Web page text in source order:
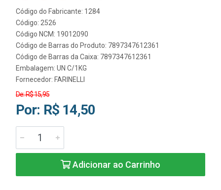
Código do Fabricante: 1284
Código: 2526
Código NCM: 19012090
Código de Barras do Produto: 7897347612361
Código de Barras da Caixa: 7897347612361
Embalagem: UN C/1KG
Fornecedor: FARINELLI
De: R$ 15,95
Por: R$ 14,50
Adicionar ao Carrinho